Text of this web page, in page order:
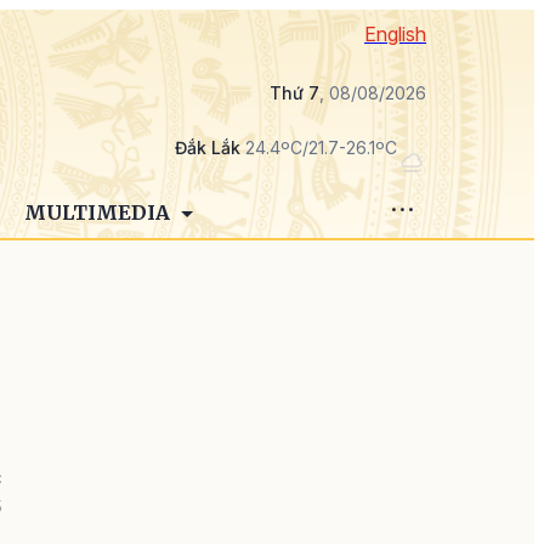
English
Thứ 7, 08/08/2026
Đắk Lắk24.4ºC/21.7-26.1ºC
MULTIMEDIA